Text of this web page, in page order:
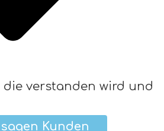
verstanden wird und
Kunden